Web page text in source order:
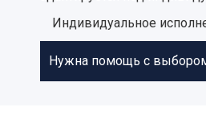
Индивидуальное
Нужна помощь с